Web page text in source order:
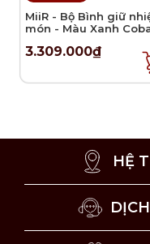
MiiR - Bộ Bình giữ
món - Màu Xanh
3.309.000₫
HỆ